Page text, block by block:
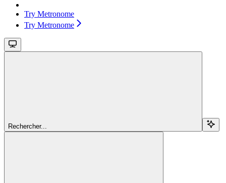
Try Metronome
Try Metronome
Rechercher...